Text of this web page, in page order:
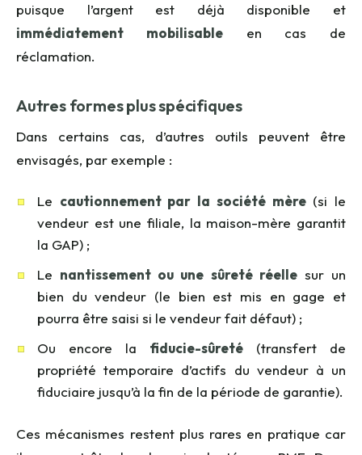
puisque l’argent est déjà disponible et
immédiatement mobilisableen cas de
réclamation.
Autres formes plus spécifiques
Dans certains cas, d’autres outils peuvent être
envisagés, par exemple :
Le cautionnement par la société mère(si le
vendeur est une filiale, la maison-mère garantit
la GAP) ;
Le nantissement ou une sûreté réellesur un
bien du vendeur (le bien est mis en gage et
pourra être saisi si le vendeur fait défaut) ;
Ou encore la fiducie-sûreté (transfert de
propriété temporaire d’actifs du vendeur à un
fiduciaire jusqu’à la fin de la période de garantie).
Ces mécanismes restent plus rares en pratique car